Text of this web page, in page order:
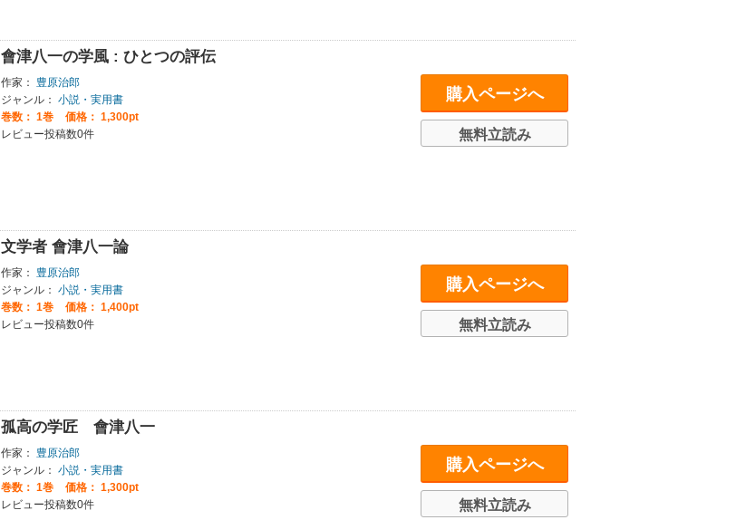
會津八一の学風 : ひとつの評伝
作家：
豊原治郎
ジャンル： 小説・実用書
巻数： 1巻
価格： 1,300pt
レビュー投稿数0件
購入ページへ
無料立読み
文学者 會津八一論
作家：
豊原治郎
ジャンル： 小説・実用書
巻数： 1巻
価格： 1,400pt
レビュー投稿数0件
購入ページへ
無料立読み
孤高の学匠 會津八一
作家：
豊原治郎
ジャンル： 小説・実用書
巻数： 1巻
価格： 1,300pt
レビュー投稿数0件
購入ページへ
無料立読み